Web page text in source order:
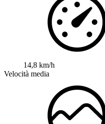
14,8 km/h
Velocità media